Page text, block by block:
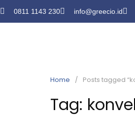
0811 1143 230 info@greecio.id
Home Posts tagged
Tag: